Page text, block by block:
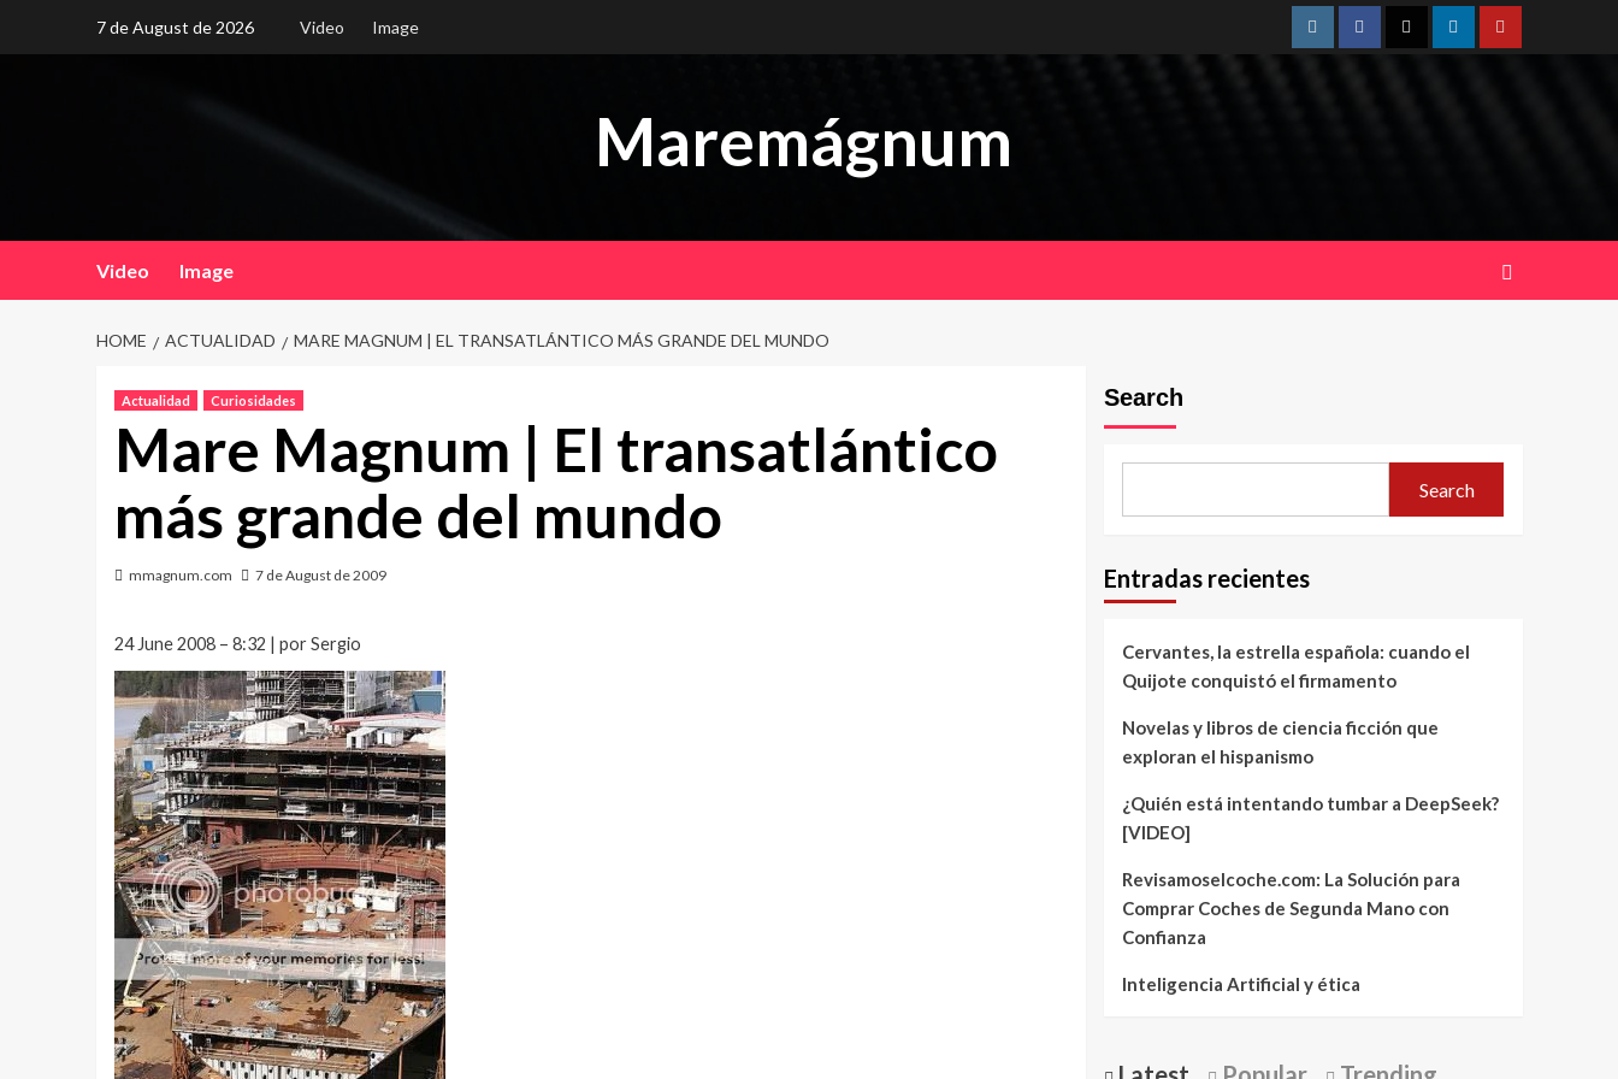
7 de August de 2026 Video Image
InstagramFacebookTwitterLinkedinYoutube
Maremágnum
Video Image
HOME ACTUALIDAD MARE MAGNUM | EL TRANSATLÁNTICO MÁS GRANDE DEL MUNDO
Actualidad Curiosidades
Mare Magnum | El transatlántico
más grande del mundo
mmagnum.com 7 de August de 2009
24 June 2008 – 8:32 | por Sergio
Search
Search
Entradas recientes
Cervantes, la estrella española: cuando el
Quijote conquistó el firmamento
Novelas y libros de ciencia ficción que
exploran el hispanismo
¿Quién está intentando tumbar a DeepSeek?
[VIDEO]
Revisamoselcoche.com: La Solución para
Comprar Coches de Segunda Mano con
Confianza
Inteligencia Artificial y ética